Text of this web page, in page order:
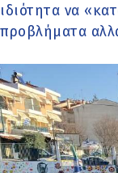
ιδιότητα να
προβλήματα